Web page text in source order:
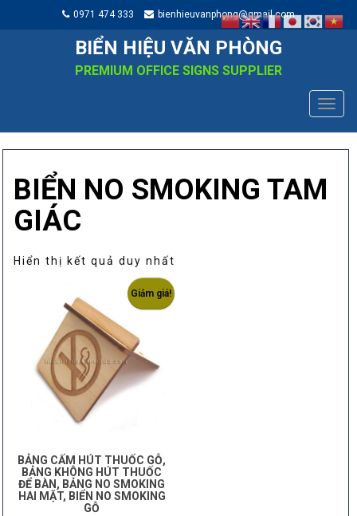
0971 474 333 bienhieuvanphong@gmail.com
BIỂN HIỆU VĂN PHÒNG
PREMIUM OFFICE SIGNS SUPPLIER
BIỂN NO SMOKING TAM
GIÁC
Hiển thị kết quả duy nhất
Giảm giá!
BẢNG CẤM HÚT THUỐC GỖ,
BẢNG KHÔNG HÚT THUỐC
ĐỂ BÀN, BẢNG NO SMOKING
HAI MẶT, BIỂN NO SMOKING
GỖ